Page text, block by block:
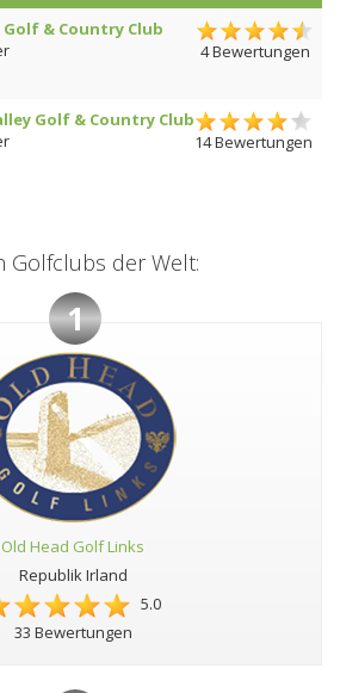
& Country Club
4 Bewertungen
Golf & Country Club
14 Bewertungen
Golfclubs der Welt:
1
Old Head Golf Links
Republik Irland
5.0
33 Bewertungen